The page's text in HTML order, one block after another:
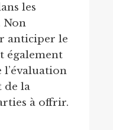
les
Non
anticiper le
également
de la
à offrir.